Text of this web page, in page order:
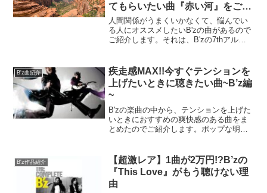
てもらいたい曲『赤い河』をご紹
介します。
人間関係がうまくいかなくて、悩んでい
る人にオススメしたいB'zの曲があるので
ご紹介します。それは、B'zの7thアルバ
ています。今ちょっと心に余裕がないな
と感じている人には特に読んでほしいな
と思います。
B'z曲紹介
疾走感MAX!!今すぐテンションを
上げたいときに聴きたい曲~B’z編
~
B'zの楽曲の中から、テンションを上げた
いときにおすすめの爽快感のある曲をま
とめたのでご紹介します。ポップな明る
B'z作品紹介
【超激レア】1曲が2万円!?B’zの
『This Love』がもう聴けない理
由